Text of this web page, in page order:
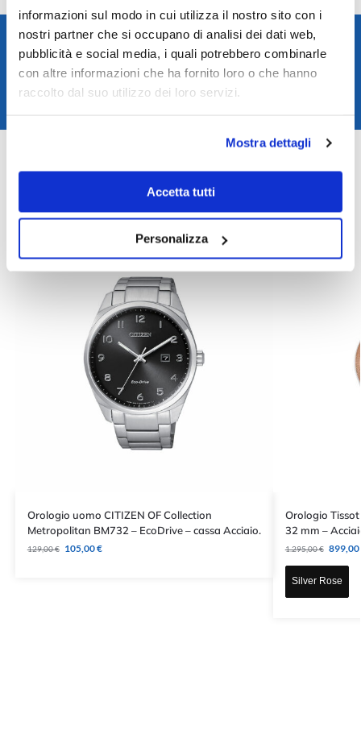
informazioni sul modo in cui utilizza il nostro sito con i
nostri partner che si occupano di analisi dei dati web,
pubblicità e social media, i quali potrebbero combinarle
con altre informazioni che ha fornito loro o che hanno
raccolto dal suo utilizzo dei loro servizi.
Mostra dettagli
Accetta tutti
Personalizza
Spedizione rapida in 24/48h
Reso gratuito entro 14 giorni
25200031
Prodotti correlati
Orologio uomo CITIZEN OF Collection
Metropolitan BM732 – EcoDrive – cassa Acciaio.
129,00€ 105,00€
Orologio
32 mm –
1.295,00€ 899,00
Silver Rose